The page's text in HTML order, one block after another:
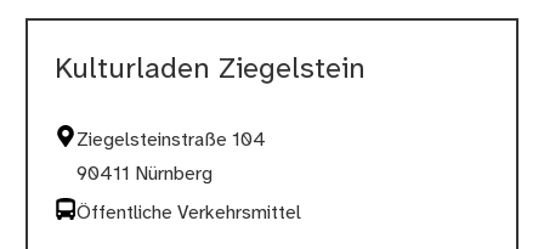
Kulturladen Ziegelstein
Ziegelsteinstraße 104
90411 Nürnberg
Öffentliche Verkehrsmittel